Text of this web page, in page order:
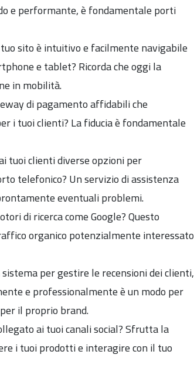
e performante, è fondamentale porti
sito è intuitivo e facilmente navigabile
e tablet? Ricorda che oggi la
in mobilità.
di pagamento affidabili che
i tuoi clienti? La fiducia è fondamentale
tuoi clienti diverse opzioni per
telefonico? Un servizio di assistenza
eventuali problemi.
di ricerca come Google? Questo
organico potenzialmente interessato
per gestire le recensioni dei clienti,
e professionalmente è un modo per
il proprio brand.
ai tuoi canali social? Sfrutta la
i tuoi prodotti e interagire con il tuo